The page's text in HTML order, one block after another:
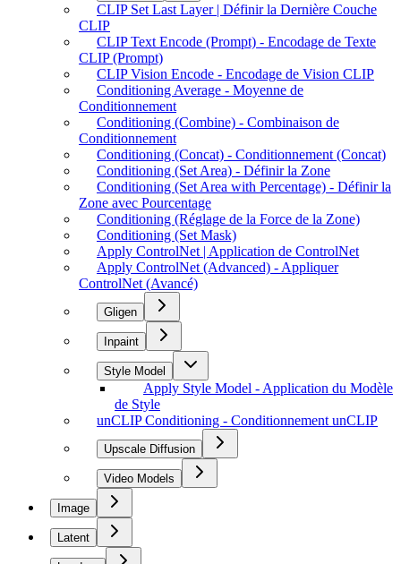
CLIP Set Last Layer | Définir la Dernière Couche
CLIP
CLIP Text Encode (Prompt) - Encodage de Texte
CLIP (Prompt)
CLIP Vision Encode - Encodage de Vision CLIP
Conditioning Average - Moyenne de
Conditionnement
Conditioning (Combine) - Combinaison de
Conditionnement
Conditioning (Concat) - Conditionnement (Concat)
Conditioning (Set Area) - Définir la Zone
Conditioning (Set Area with Percentage) - Définir la
Zone avec Pourcentage
Conditioning (Réglage de la Force de la Zone)
Conditioning (Set Mask)
Apply ControlNet | Application de ControlNet
Apply ControlNet (Advanced) - Appliquer
ControlNet (Avancé)
Gligen
Inpaint
Style Model
Apply Style Model - Application du Modèle
de Style
unCLIP Conditioning - Conditionnement unCLIP
Upscale Diffusion
Video Models
Image
Latent